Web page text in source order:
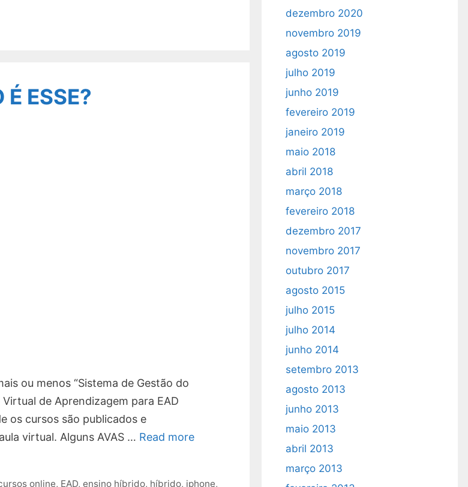
ESSE?
ou menos “Sistema de Gestão do
de Aprendizagem para EAD
os cursos são publicados e
virtual. Alguns AVAS … Read more
online, EAD,ensino híbrido, híbrido, iphone,
dezembro 2020
novembro 2019
agosto 2019
julho 2019
junho 2019
fevereiro 2019
janeiro 2019
maio 2018
abril 2018
março 2018
fevereiro 2018
dezembro 2017
novembro 2017
outubro 2017
agosto 2015
julho 2015
julho 2014
junho 2014
setembro 2013
agosto 2013
junho 2013
maio 2013
abril 2013
março 2013